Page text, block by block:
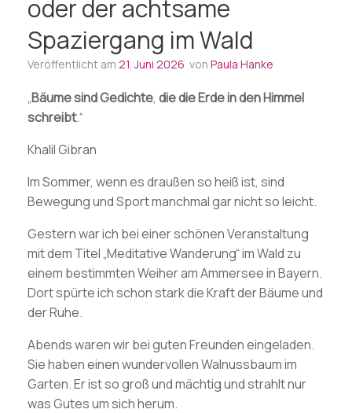
oder der achtsame
Spaziergang im Wald
Veröffentlicht am 21. Juni 2026 von Paula Hanke
„Bäume sind Gedichte, die die Erdein den Himmel
schreibt.“
Khalil Gibran
Im Sommer, wenn es draußen so heiß ist, sind
Bewegung und Sport manchmal gar nicht so leicht.
Gestern war ich bei einer schönen Veranstaltung
mit dem Titel „Meditative Wanderung“ im Wald zu
einem bestimmten Weiher am Ammersee in Bayern.
Dort spürte ich schon stark die Kraft der Bäume und
der Ruhe.
Abends waren wir bei guten Freunden eingeladen.
Sie haben einen wundervollen Walnussbaum im
Garten. Er ist so groß und mächtig und strahlt nur
was Gutes um sich herum.